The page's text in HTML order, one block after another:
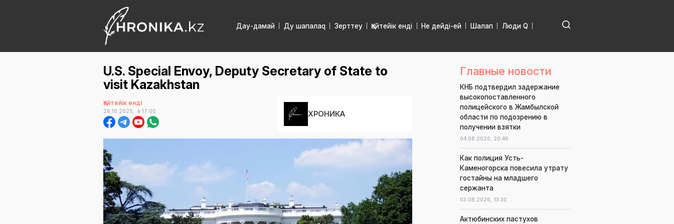
Дау-дамай Ду шапалаq Зерттеу Қайтейік енді Не дейді-ей Шалап Люди Q
U.S. Special Envoy, Deputy Secretary of State to
visit Kazakhstan
Қайтейік енді
26.10.2025, в 17:00 ХРОНИКА
Главные новости
КНБ подтвердил задержание
высокопоставленного
полицейского в Жамбылской
области по подозрению в
получении взятки
04.08.2026, 20:46
Как полиция Усть-
Каменогорска повесила утрату
гостайны на младшего
сержанта
03.08.2026, 13:30
Актюбинских пастухов